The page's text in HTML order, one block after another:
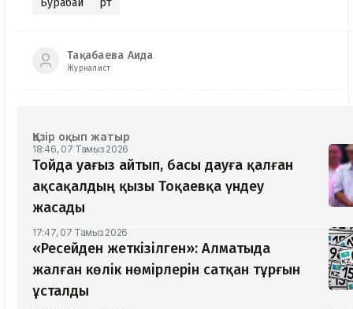
Бурабай Өрт
Тақабаева Аида
Журналист
Қазір оқып жатыр
18:46, 07 Тамыз 2026
Тойда уағыз айтып, басы дауға қалған
ақсақалдың қызы Тоқаевқа үндеу
жасады
17:47, 07 Тамыз 2026
«Ресейден жеткізілген»: Алматыда
жалған көлік нөмірлерін сатқан тұрғын
ұсталды